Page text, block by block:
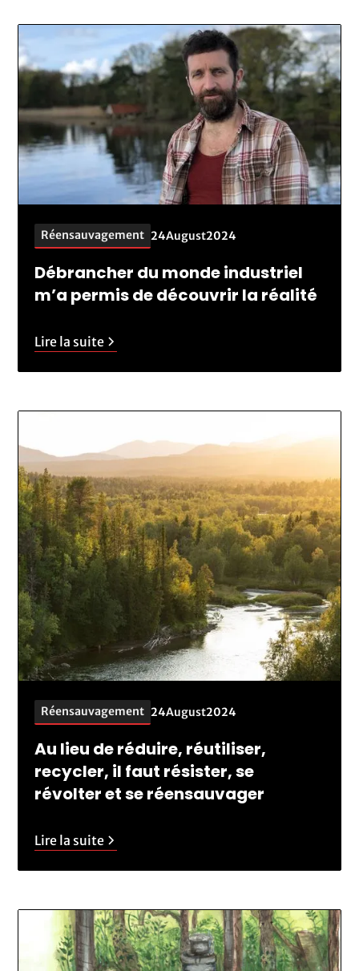
Réensauvagement 24August2024
Débrancher du monde industriel
m’a permis de découvrir la réalité
Lire la suite
Réensauvagement 24August2024
Au lieu de réduire, réutiliser,
recycler, il faut résister, se
révolter et se réensauvager
Lire la suite